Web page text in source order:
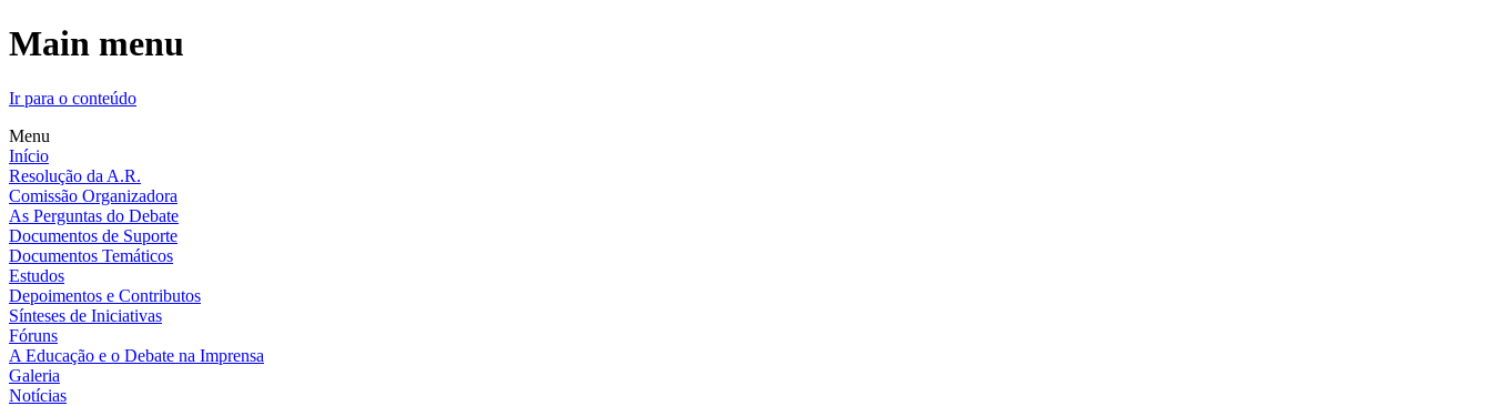
Main menu
Ir para o conteúdo
Menu
Início
Resolução da A.R.
Comissão Organizadora
As Perguntas do Debate
Documentos de Suporte
Documentos Temáticos
Estudos
Depoimentos e Contributos
Sínteses de Iniciativas
Fóruns
A Educação e o Debate na Imprensa
Galeria
Notícias